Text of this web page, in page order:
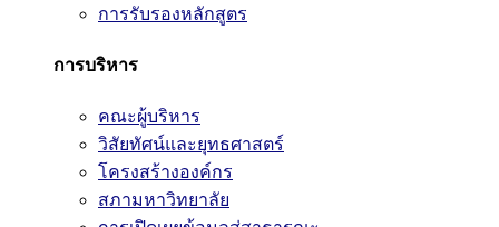
การรับรองหลักสูตร
การบริหาร
คณะผู้บริหาร
วิสัยทัศน์และยุทธศาสตร์
โครงสร้างองค์กร
สภามหาวิทยาลัย